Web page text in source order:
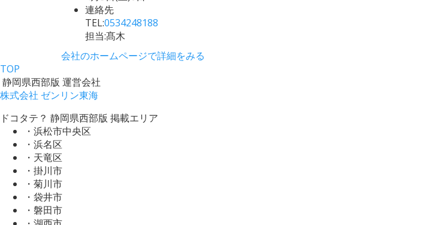
連絡先
TEL:0534248188
担当:髙木
会社のホームページで詳細をみる
TOP
静岡県西部版 運営会社
株式会社 ゼンリン東海
ドコタテ？ 静岡県西部版 掲載エリア
・浜松市中央区
・浜名区
・天竜区
・掛川市
・菊川市
・袋井市
・磐田市